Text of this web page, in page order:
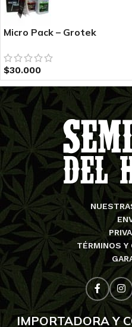
Micro Pack – Grotek
$30.000
TÉRMINOS Y
IMPORTADORA Y